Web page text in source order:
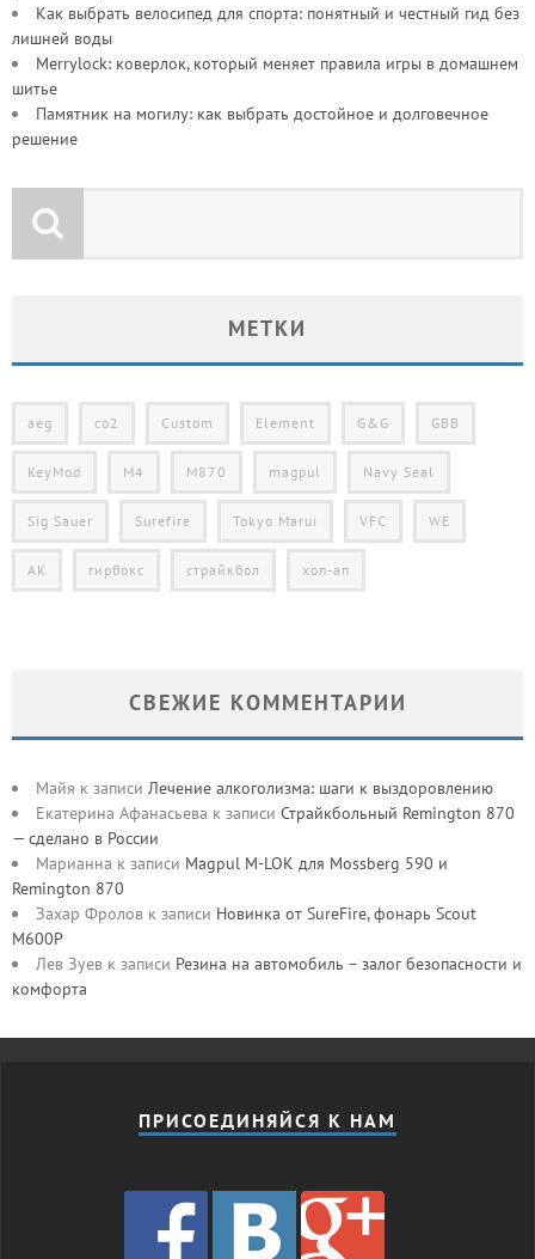
Как выбрать велосипед для спорта: понятный и честный гид без
лишней воды
Merrylock: коверлок, который меняет правила игры в домашнем
шитье
Памятник на могилу: как выбрать достойное и долговечное
решение
МЕТКИ
aeg co2 Custom Element G&G GBB
KeyMod M4 M870 magpul Navy Seal
Sig Sauer Surefire Tokyo Marui VFC WE
АК гирбокс страйкбол хоп-ап
СВЕЖИЕ КОММЕНТАРИИ
Майя к записи Лечение алкоголизма: шаги к выздоровлению
Екатерина Афанасьева к записи Страйкбольный Remington 870
— сделано в России
Марианна к записи Magpul M-LOK для Mossberg 590 и
Remington 870
Захар Фролов к записи Новинка от SureFire, фонарь Scout
M600P
Лев Зуев к записи Резина на автомобиль – залог безопасности и
комфорта
ПРИСОЕДИНЯЙСЯ К НАМ